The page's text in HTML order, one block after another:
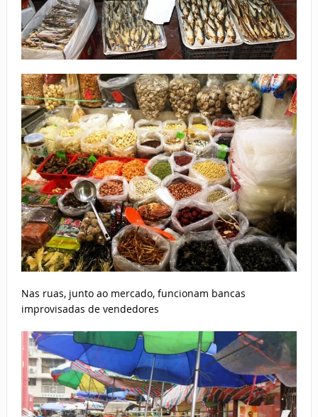
Nas ruas, junto ao mercado, funcionam bancas
improvisadas de vendedores